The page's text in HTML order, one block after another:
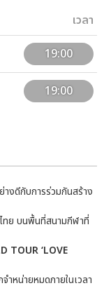
เวลา
19:00
19:00
งดีกับการร่วมกันสร้าง
ทย บนพื้นที่สนามกีฬาที่
TOUR ‘LOVE
หน่ายหมดภายในเวลา